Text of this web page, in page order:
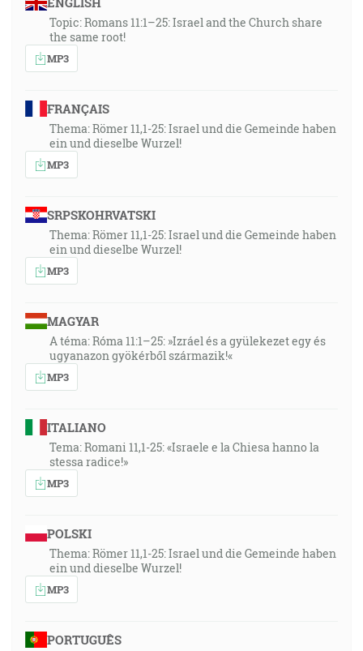
Topic: Romans 11:1–25: Israel and the Church share
the same root!
MP3
FRANÇAIS
Thema: Römer 11,1-25: Israel und die Gemeinde haben
ein und dieselbe Wurzel!
MP3
SRPSKOHRVATSKI
Thema: Römer 11,1-25: Israel und die Gemeinde haben
ein und dieselbe Wurzel!
MP3
MAGYAR
A téma: Róma 11:1–25: »Izráel és a gyülekezet egy és
ugyanazon gyökérből származik!«
MP3
ITALIANO
Tema: Romani 11,1-25: «Israele e la Chiesa hanno la
stessa radice!»
MP3
POLSKI
Thema: Römer 11,1-25: Israel und die Gemeinde haben
ein und dieselbe Wurzel!
MP3
PORTUGUÊS